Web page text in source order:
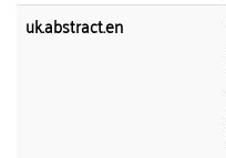
uk.abstract.en